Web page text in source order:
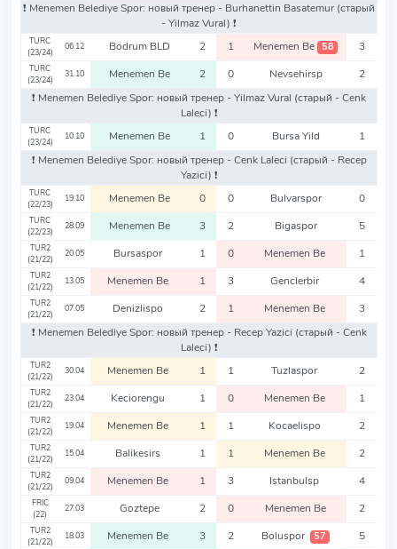
❗️ Menemen Belediye Spor: новый тренер - Burhanettin Basatemur(старый
- Yilmaz Vural) ❗️
TURC
(23/24)
06.12 Bodrum BLD 2 1 Menemen Be 58 3
TURC
(23/24)
31.10 Menemen Be 2 0 Nevsehirsp
2
❗️ Menemen Belediye Spor: новый тренер - Yilmaz Vural (старый - Cenk
Laleci) ❗️
TURC
(23/24)
10.10 Menemen Be 1 0 Bursa Yild
1
❗️ Menemen Belediye Spor: новый тренер - Cenk Laleci (старый - Recep
Yazici) ❗️
TURC
(22/23)
19.10 Menemen Be 0 0 Bulvarspor 0
TURC
(22/23)
28.09 Menemen Be 3 2 Bigaspor 5
TUR2
(21/22)
20.05 Bursaspor 1 0 Menemen Be 1
TUR2
(21/22)
13.05 Menemen Be 1 3 Genclerbir 4
TUR2
(21/22)
07.05 Denizlispo 2 1 Menemen Be
3
❗️ Menemen Belediye Spor: новый тренер - Recep Yazici (старый - Cenk
Laleci) ❗️
TUR2
(21/22)
30.04 Menemen Be 1 1 Tuzlaspor 2
TUR2
(21/22)
23.04 Keciorengu 1 0 Menemen Be 1
TUR2
(21/22)
19.04 Menemen Be 1 1 Kocaelispo 2
TUR2
(21/22)
15.04 Balikesirs 1 1 Menemen Be 2
TUR2
(21/22)
09.04 Menemen Be 1 3 Istanbulsp 4
FRIC
(22)
27.03 Goztepe 2 0 Menemen Be 2
TUR2
(21/22)
18.03 Menemen Be 3 2 Boluspor 57 5